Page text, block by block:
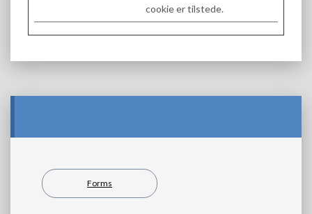
cookie er tilstede.
Forms